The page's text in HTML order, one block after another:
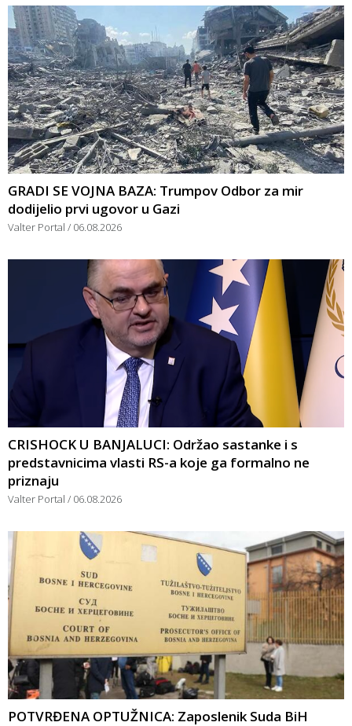
GRADI SE VOJNA BAZA: Trumpov Odbor za mir
dodijelio prvi ugovor u Gazi
Valter Portal 06.08.2026
CRISHOCK U BANJALUCI: Održao sastanke i s
predstavnicima vlasti RS-a koje ga formalno ne
priznaju
Valter Portal 06.08.2026
POTVRĐENA OPTUŽNICA: Zaposlenik Suda BiH